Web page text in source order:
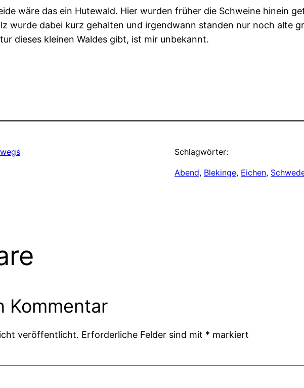
wäre das ein Hutewald. Hier wurden früher die Schweine hinein
wurde dabei kurz gehalten und irgendwann standen nur noch alte
dieses kleinen Waldes gibt, ist mir unbekannt.
Schlagwörter:
Abend, Blekinge, Eichen,
Kommentar
veröffentlicht. Erforderliche Felder sind mit * markiert